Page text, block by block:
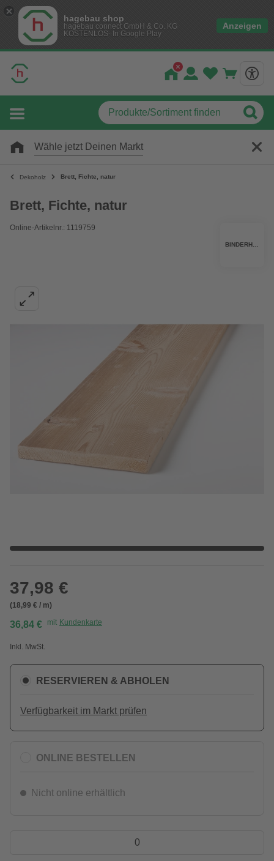
hagebau shop
hagebau connect GmbH & Co. KG
KOSTENLOS- In Google Play
Anzeigen
Wähle jetzt Deinen Markt
Dekoholz Brett, Fichte, natur
Brett, Fichte, natur
Online-Artikelnr.: 1119759
37,98 €
(18,99 € / m)
36,84 € mit Kundenkarte
Inkl. MwSt.
RESERVIEREN & ABHOLEN
Verfügbarkeit im Markt prüfen
ONLINE BESTELLEN
Nicht online erhältlich